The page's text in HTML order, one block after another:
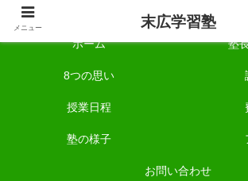
自称「一宮でいちばん塾で勉強させる塾
ホーム 塾
8つの思い
授業日程
塾の様子
お問い合わせ
メニュー 末広学習塾